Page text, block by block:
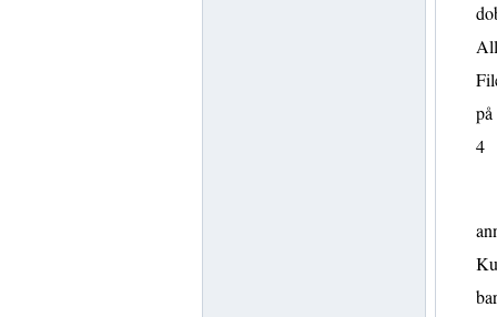
4